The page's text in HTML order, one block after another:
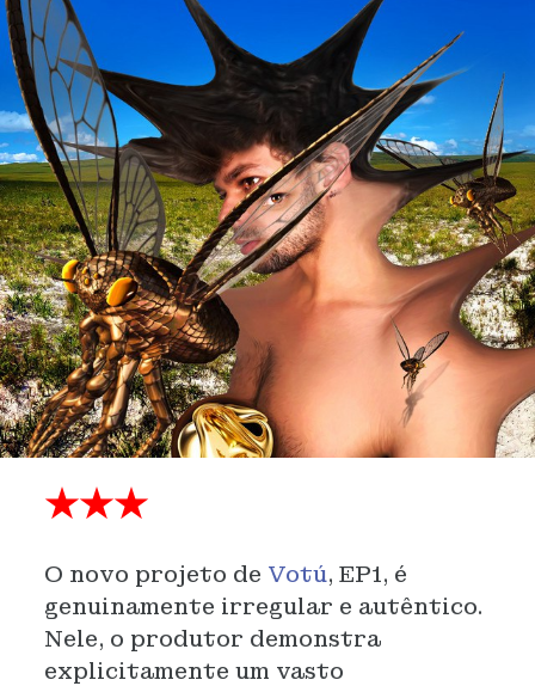
★★★
O novo projeto de Votú, EP1, é
genuinamente irregular e autêntico.
Nele, o produtor demonstra
explicitamente um vasto